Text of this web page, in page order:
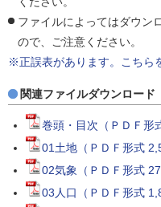
ファイルによってはダウン
ので、ご注意ください。
※正誤表があります。こちら
関連ファイルダウンロード
巻頭・目次（ＰＤＦ形
01土地（ＰＤＦ形式
02気象（ＰＤＦ形式
03人口（ＰＤＦ形式